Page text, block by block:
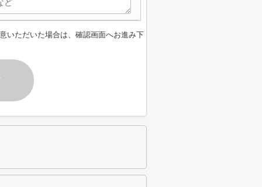
いただいた場合は、確認画面へお進み下